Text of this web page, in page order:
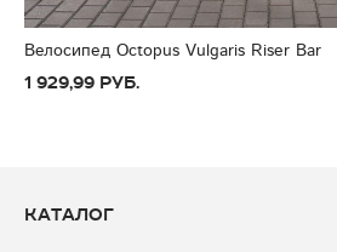
Велосипед Octopus Vulgaris Riser Bar
1 929,99 руб.
Каталог